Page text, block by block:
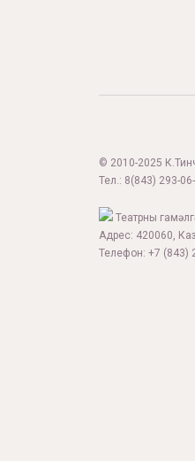
Театр
© 2010-2025
Тел.: 8(843) 293-
Театрны
Адрес: 420060,
Телефон: +7 (843)